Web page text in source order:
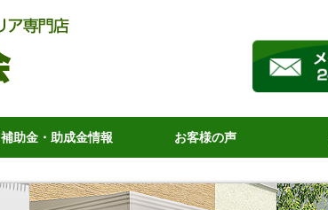
補助金・助成金情報 お客様の声